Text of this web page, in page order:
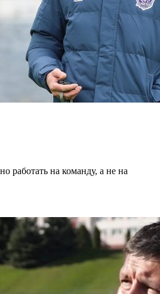
работать на команду, а не на